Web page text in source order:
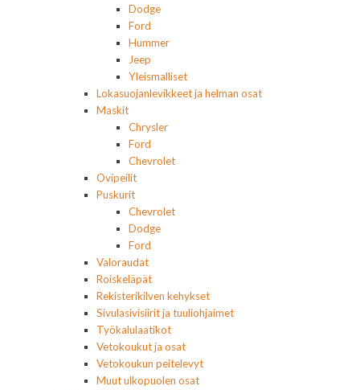
Dodge
Ford
Hummer
Jeep
Yleismalliset
Lokasuojanlevikkeet ja helman osat
Maskit
Chrysler
Ford
Chevrolet
Ovipeilit
Puskurit
Chevrolet
Dodge
Ford
Valoraudat
Roiskeläpät
Rekisterikilven kehykset
Sivulasivisiirit ja tuuliohjaimet
Työkalulaatikot
Vetokoukut ja osat
Vetokoukun peitelevyt
Muut ulkopuolen osat